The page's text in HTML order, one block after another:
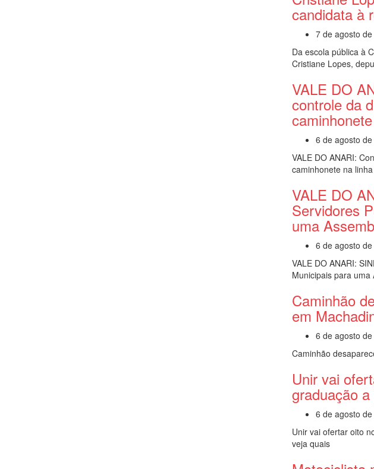
candidata à
7 de agosto
Da escola pública à
Cristiane Lopes,
VALE DO
controle da
6 de agosto
VALE DO ANARI:
caminhonete na
VALE DO
Servidores
uma
6 de agosto
VALE DO ANARI:
Municipais para
Caminhão
em
6 de agosto
Caminhão
Unir vai
graduação
6 de agosto
Unir vai ofertar oito
veja quais